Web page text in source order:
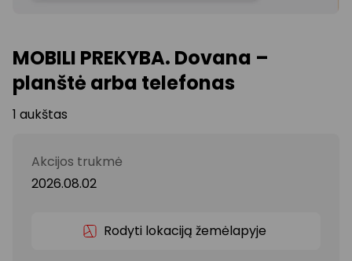
MOBILI PREKYBA. Dovana –
planštė arba telefonas
1 aukštas
Akcijos trukmė
2026.08.02
Rodyti lokaciją žemėlapyje